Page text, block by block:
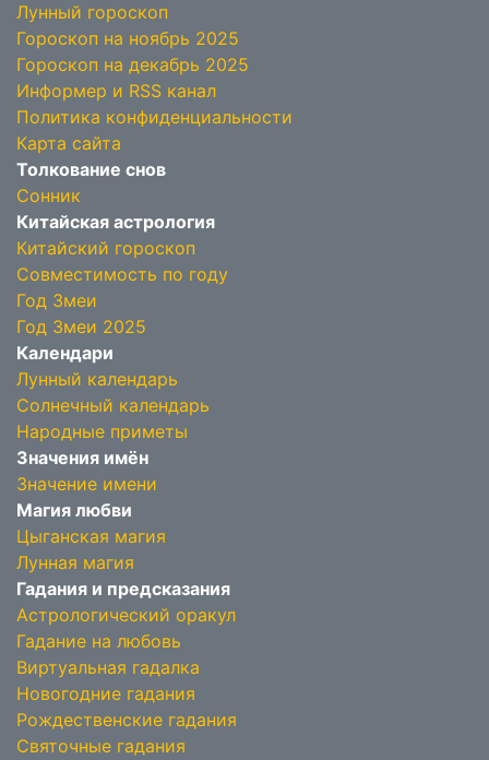
Лунный гороскоп
Гороскоп на ноябрь 2025
Гороскоп на декабрь 2025
Информер и RSS канал
Политика конфиденциальности
Карта сайта
Толкование снов
Сонник
Китайская астрология
Китайский гороскоп
Совместимость по году
Год Змеи
Год Змеи 2025
Календари
Лунный календарь
Солнечный календарь
Народные приметы
Значения имён
Значение имени
Магия любви
Цыганская магия
Лунная магия
Гадания и предсказания
Астрологический оракул
Гадание на любовь
Виртуальная гадалка
Новогодние гадания
Рождественские гадания
Святочные гадания